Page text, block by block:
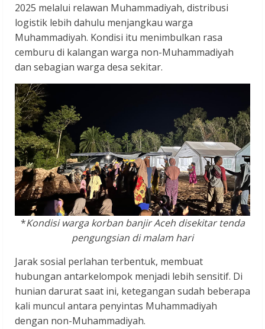
2025 melalui relawan Muhammadiyah, distribusi
logistik lebih dahulu menjangkau warga
Muhammadiyah. Kondisi itu menimbulkan rasa
cemburu di kalangan warga non-Muhammadiyah
dan sebagian warga desa sekitar.
*Kondisi warga korban banjir Aceh disekitar tenda
pengungsian di malam hari
Jarak sosial perlahan terbentuk, membuat
hubungan antarkelompok menjadi lebih sensitif. Di
hunian darurat saat ini, ketegangan sudah beberapa
kali muncul antara penyintas Muhammadiyah
dengan non-Muhammadiyah.